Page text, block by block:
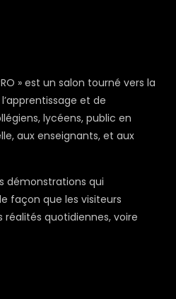
» est un salon tourné vers la
et de
lycéens, public en
aux enseignants, et aux
démonstrations qui
façon que les visiteurs
quotidiennes, voire